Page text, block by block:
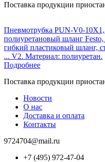
Поставка продукции
Пневмотрубка PUN-V0-
полиуретановый шланг
гибкий пластиковый шланг,
... V2. Материал: полиуретан.
Подробнее
Поставка продукции
Новости
О нас
Доставка и оплата
Контакты
9724704@mail.ru
+7 (495) 972-47-04